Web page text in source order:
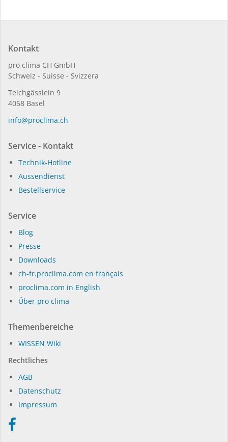
Kontakt
pro clima CH GmbH
Schweiz - Suisse - Svizzera
Teichgässlein 9
4058 Basel
in­fo@procli­ma.ch
Service - Kontakt
Technik-Hotline
Aussendienst
Bestellservice
Service
Blog
Presse
Dow­n­loads
ch-fr.proclima.com en français
proclima.com in English
Über pro clima
Themenbereiche
WIS­SEN Wi­ki
Rechtliches
AGB
Datenschutz
Impressum